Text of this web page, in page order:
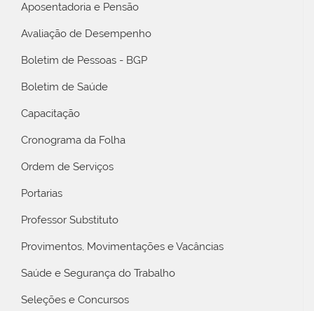
Aposentadoria e Pensão
Avaliação de Desempenho
Boletim de Pessoas - BGP
Boletim de Saúde
Capacitação
Cronograma da Folha
Ordem de Serviços
Portarias
Professor Substituto
Provimentos, Movimentações e Vacâncias
Saúde e Segurança do Trabalho
Seleções e Concursos